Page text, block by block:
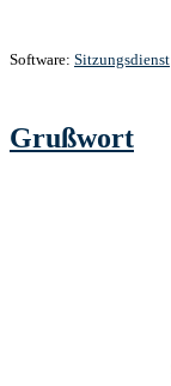
Software: Sitzungsdienst
Grußwort